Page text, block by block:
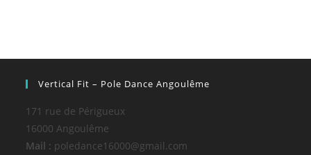
Vertical Fit – Pole Dance Angoulême
171 rue de Périgueux
16000 Angoulême
Mail : poledance16000@gmail.com